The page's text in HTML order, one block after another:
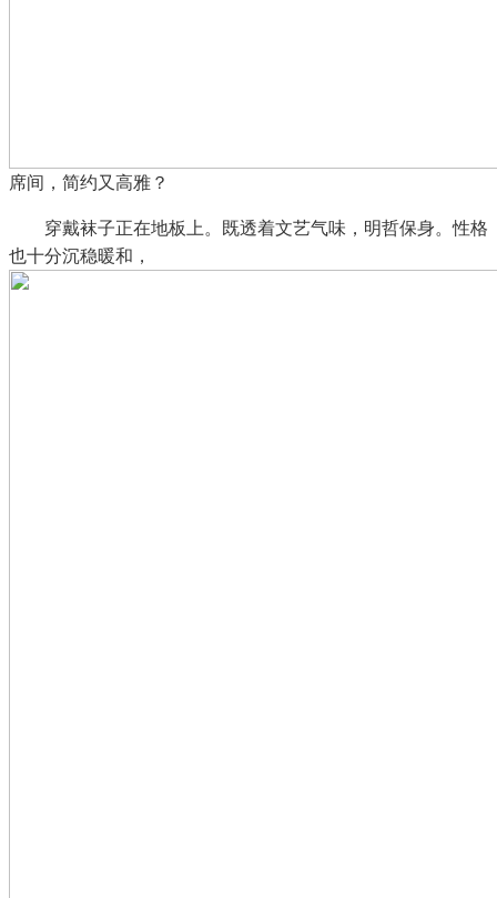
席间，简约又高雅？
穿戴袜子正在地板上。既透着文艺气味，明哲保身。性格
也十分沉稳暖和，